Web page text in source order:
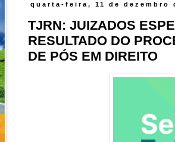
quarta-feira, 11 de dezembro
TJRN: JUIZADOS
RESULTADO DO
DE PÓS EM DIREITO